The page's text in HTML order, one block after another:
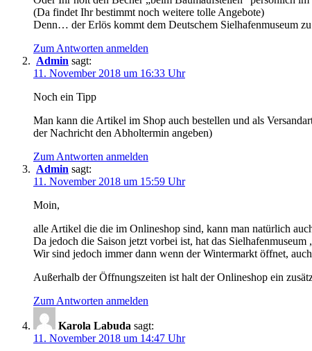
(Da findet Ihr bestimmt noch weitere tolle Angebote)
Denn… der Erlös kommt dem Deutschem Sielhafenmuseum
Zum Antworten anmelden
Admin sagt:
11. November 2018 um 16:33 Uhr
Noch ein Tipp
Man kann die Artikel im Shop auch bestellen und als
der Nachricht den Abholtermin angeben)
Zum Antworten anmelden
Admin sagt:
11. November 2018 um 15:59 Uhr
Moin,
alle Artikel die die im Onlineshop sind, kann man natürlich
Da jedoch die Saison jetzt vorbei ist, hat das Sielhafenmuseum
Wir sind jedoch immer dann wenn der Wintermarkt öffnet,
Außerhalb der Öffnungszeiten ist halt der Onlineshop ein
Zum Antworten anmelden
Karola Labuda sagt:
11. November 2018 um 14:47 Uhr